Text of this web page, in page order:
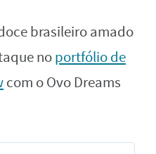
brasileiro amado
noportfólio de
com o Ovo Dreams